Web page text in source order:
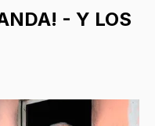
- Y LOS